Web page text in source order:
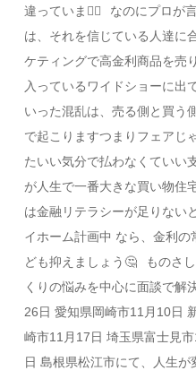
違っています🏻⠀なのにプロ
は、それを信じている人達に
ケティングで高金利商品を売
入っているワイドショーに出
いった混乱は、売る側と買う
で起こりますつまりフェアじ
たいい気分で払わなくていい
が人生で一番大きな買い物住
は金融リテラシーが足りない
イホーム計画中 なら、金利
ども抑えましょう🤔⠀ものさ
くりの悩みを中心に面談で解
26日 愛知県岡崎市11月10日
崎市11月17日 埼玉県富士見
日 島根県松江市にて、人生